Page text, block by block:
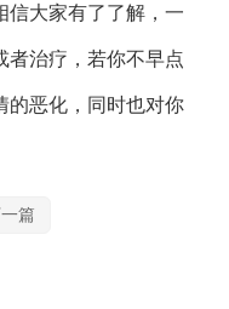
信大家有了了解，一
者治疗，若你不早点
的恶化，同时也对你
篇